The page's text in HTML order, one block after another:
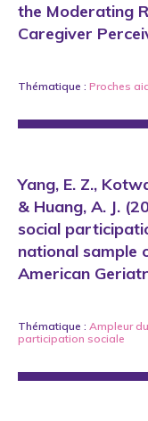
the Moderating
Caregiver
Thématique : Proches
Yang, E. Z.,
& Huang, A. J.
social
national sample
American
Thématique : Ampleur
participation sociale